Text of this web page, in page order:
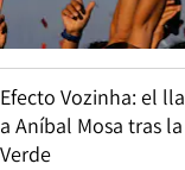
Efecto Vozinha: el
a Aníbal Mosa tras
Verde